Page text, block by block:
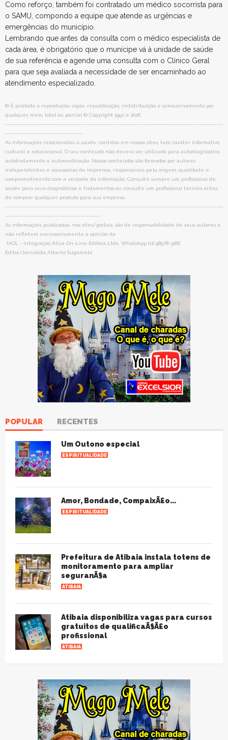
Como reforço, também foi contratado um médico socorrista para
o SAMU, compondo a equipe que atende as urgências e
emergências do município.
Lembrando que antes da consulta com o médico especialista de
cada área, é obrigatório que o munícipe vá à unidade de saúde
de sua referência e agende uma consulta com o Clínico Geral
para que seja avaliada a necessidade de ser encaminhado ao
atendimento especializado.
© É proibida a reprodução, cópia, republicação, redistribuição e armazenamento por
qualquer meio, total ou parcial © Copyright 1992 a 2026
-----------------------------------------------------------------------------------------------------------
--------------------------------------
As informações relacionadas à saúde, contidas em nossos sites, tem caráter informativo,
cultural e educacional. O seu conteúdo não deverá ser utilizado para autodiagnóstico,
autotratamento e automedicação. Nossos conteúdos são formados por autores
independentes e assessorias de imprensa, responsáveis pela origem, qualidade e
comprometimento com a verdade da informação. Consulte sempre um profissional de
saúde para seus diagnósticos e tratamentos ou consulte um profissional técnico antes
de comprar qualquer produto para sua empresa.
-----------------------------------------------------------------------------------------------------------
-----------------------------------------------
As informações publicadas, nos sites/portais, são de responsabilidade de seus autores e
não refletem necessariamente a opinião da
IAOL - Integração Ativa On-Line Editora Ltda. WhatsApp (11) 98578-3166
Editor/Jornalista Alberto Sugamele
POPULAR RECENTES
Um Outono especial
ESPIRITUALIDADE
Amor, Bondade, CompaixÃ£o...
ESPIRITUALIDADE
Prefeitura de Atibaia instala totens de
monitoramento para ampliar
seguranÃ§a
ATIBAIA
Atibaia disponibiliza vagas para cursos
gratuitos de qualificaÃ§Ã£o
profissional
ATIBAIA